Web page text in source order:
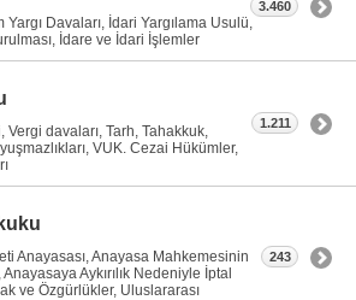
Yargı Davaları, İdari Yargılama Usulü,
İdare ve İdari İşlemler
3.460
Vergi davaları, Tarh, Tahakkuk,
VUK. Cezai Hükümler,
1.211
Anayasası, Anayasa Mahkemesinin
Aykırılık Nedeniyle İptal
ve Özgürlükler, Uluslararası
243